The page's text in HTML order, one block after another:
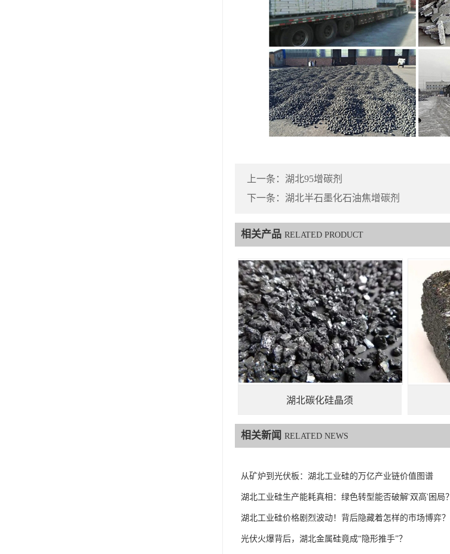
上一条： 湖北95增碳剂
下一条： 湖北半石墨化石油焦增碳剂
相关产品 RELATED PRODUCT
湖北碳化硅晶须
相关新闻 RELATED NEWS
从矿炉到光伏板：湖北工业硅的万亿产业链价值图谱
湖北工业硅生产能耗真相：绿色转型能否破解'双高'困局？
湖北工业硅价格剧烈波动！背后隐藏着怎样的市场博弈？
光伏火爆背后，湖北金属硅竟成“隐形推手”？